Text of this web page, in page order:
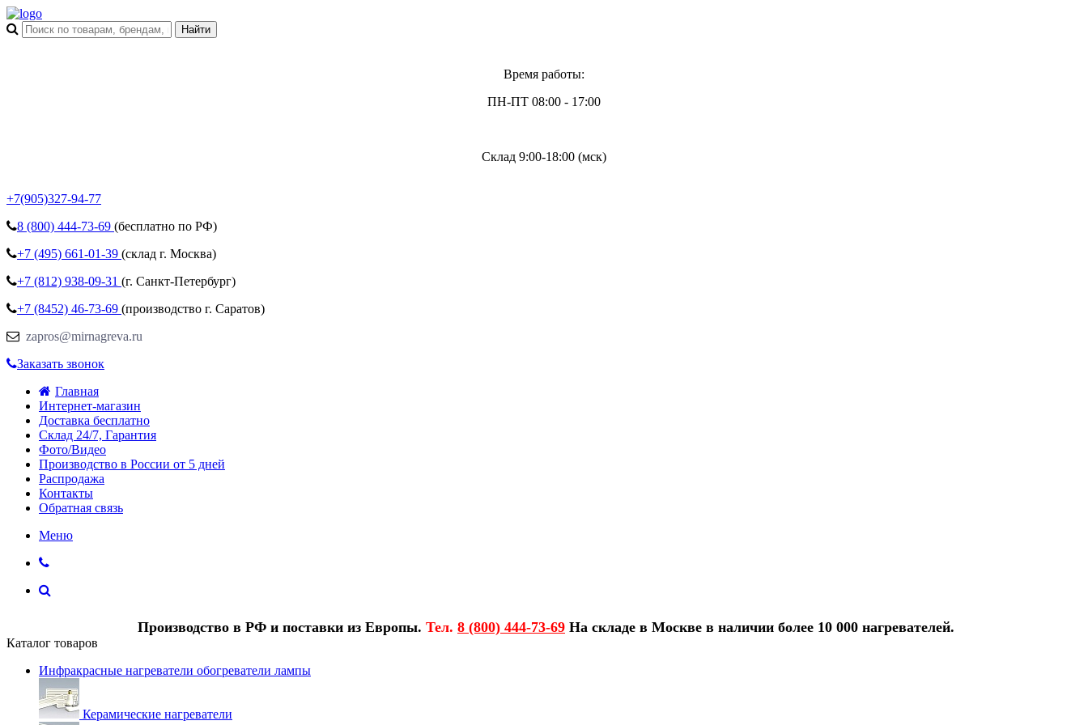
Время работы:
ПН-ПТ 08:00 - 17:00
Склад 9:00-18:00 (мск)
+7(905)327-94-77
8 (800) 444-73-69 (бесплатно по РФ)
+7 (495) 661-01-39 (склад г. Москва)
+7 (812) 938-09-31 (г. Санкт-Петербург)
+7 (8452) 46-73-69 (производство г. Саратов)
zapros@mirnagreva.ru
Заказать звонок
Главная
Интернет-магазин
Доставка бесплатно
Склад 24/7, Гарантия
Фото/Видео
Производство в России от 5 дней
Распродажа
Контакты
Обратная связь
Меню
Производство в РФ и поставки из Европы. Тел. 8 (800) 444-73-69 На складе в Москве в наличии более 10 000 нагревателей.
Каталог товаров
Инфракрасные нагреватели обогреватели лампы
Керамические нагреватели